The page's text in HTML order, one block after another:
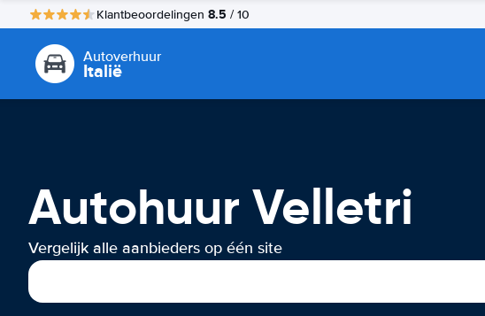
Klantbeoordelingen 8.5 / 10
Autoverhuur
Italië
Autohuur Velletri
Vergelijk alle aanbieders op één site